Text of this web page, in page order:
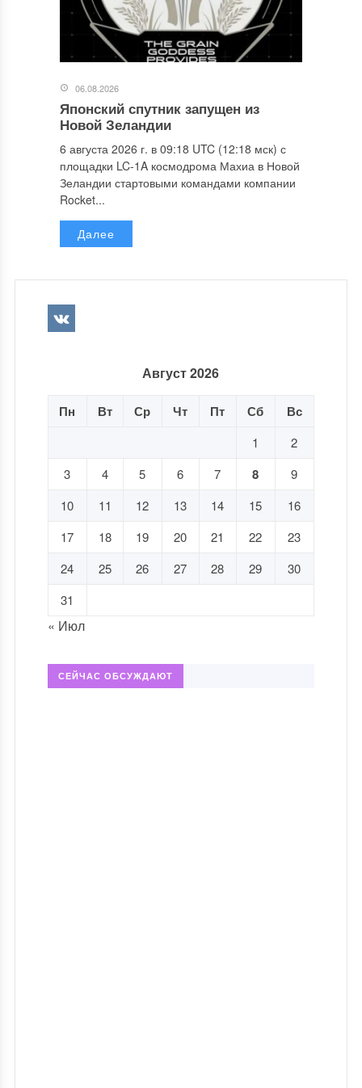
06.08.2026
Японский спутник запущен из
Новой Зеландии
6 августа 2026 г. в 09:18 UTC (12:18 мск) с
площадки LC-1A космодрома Махиа в Новой
Зеландии стартовыми командами компании
Rocket...
Далее
Август 2026
Пн Вт Ср Чт Пт Сб Вс
1
2
3
4 5 6 7 8
9
10
11 12 13 14 15
16
17
18 19 20 21 22
23
24
25 26 27 28 29
30
31
« Июл
СЕЙЧАС ОБСУЖДАЮТ